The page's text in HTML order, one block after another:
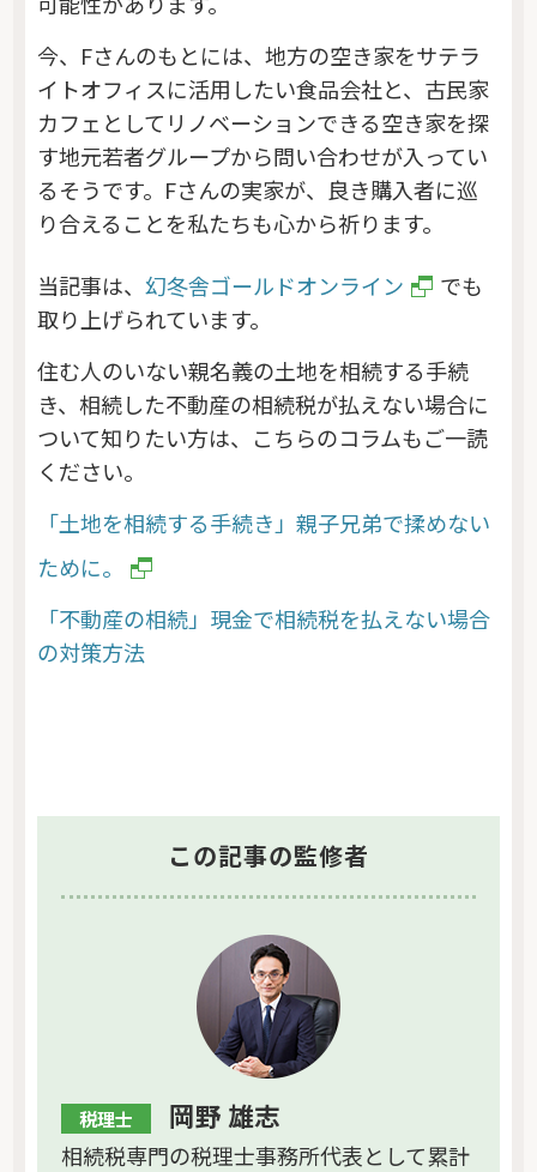
今、Fさんのもとには、地方の空き家をサテラ
イトオフィスに活用したい食品会社と、古民家
カフェとしてリノベーションできる空き家を探
す地元若者グループから問い合わせが入ってい
るそうです。Fさんの実家が、良き購入者に巡
り合えることを私たちも心から祈ります。
当記事は、幻冬舎ゴールドオンライン
でも
取り上げられています。
住む人のいない親名義の土地を相続する手続
き、相続した不動産の相続税が払えない場合に
ついて知りたい方は、こちらのコラムもご一読
ください。
「土地を相続する手続き」親子兄弟で揉めない
ために。
「不動産の相続」現金で相続税を払えない場合
の対策方法
この記事の監修者
税理士 岡野 雄志
相続税専門の税理士事務所代表として累計